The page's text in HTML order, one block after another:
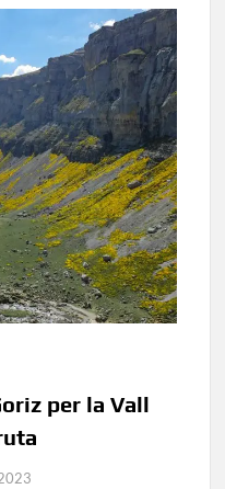
per la Vall